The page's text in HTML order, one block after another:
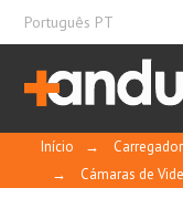
Português PT
Início →
→
Cámaras de